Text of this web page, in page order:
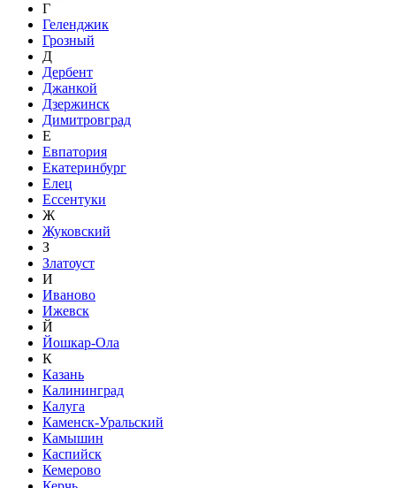
Г
Геленджик
Грозный
Д
Дербент
Джанкой
Дзержинск
Димитровград
Е
Евпатория
Екатеринбург
Елец
Ессентуки
Ж
Жуковский
З
Златоуст
И
Иваново
Ижевск
Й
Йошкар-Ола
К
Казань
Калининград
Калуга
Каменск-Уральский
Камышин
Каспийск
Кемерово